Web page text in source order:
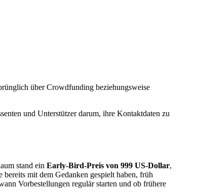
über Crowdfunding beziehungsweise
und Unterstützer darum, ihre Kontaktdaten zu
stand ein Early-Bird-Preis von 999 US-Dollar,
bereits mit dem Gedanken gespielt haben, früh
Vorbestellungen regulär starten und ob frühere